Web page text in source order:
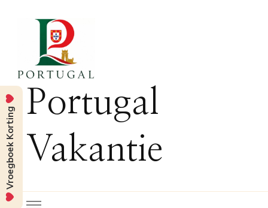
Portugal
Vakantie
Vroegboek Korting